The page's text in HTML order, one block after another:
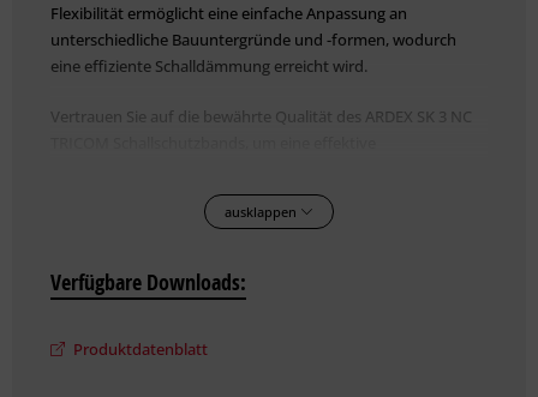
Flexibilität ermöglicht eine einfache Anpassung an
unterschiedliche Bauuntergründe und -formen, wodurch
eine effiziente Schalldämmung erreicht wird.
Vertrauen Sie auf die bewährte Qualität des ARDEX SK 3 NC
Eigenschaften:
Schallbrücken
ausklappen
Verfügbare Downloads:
Produktdatenblatt